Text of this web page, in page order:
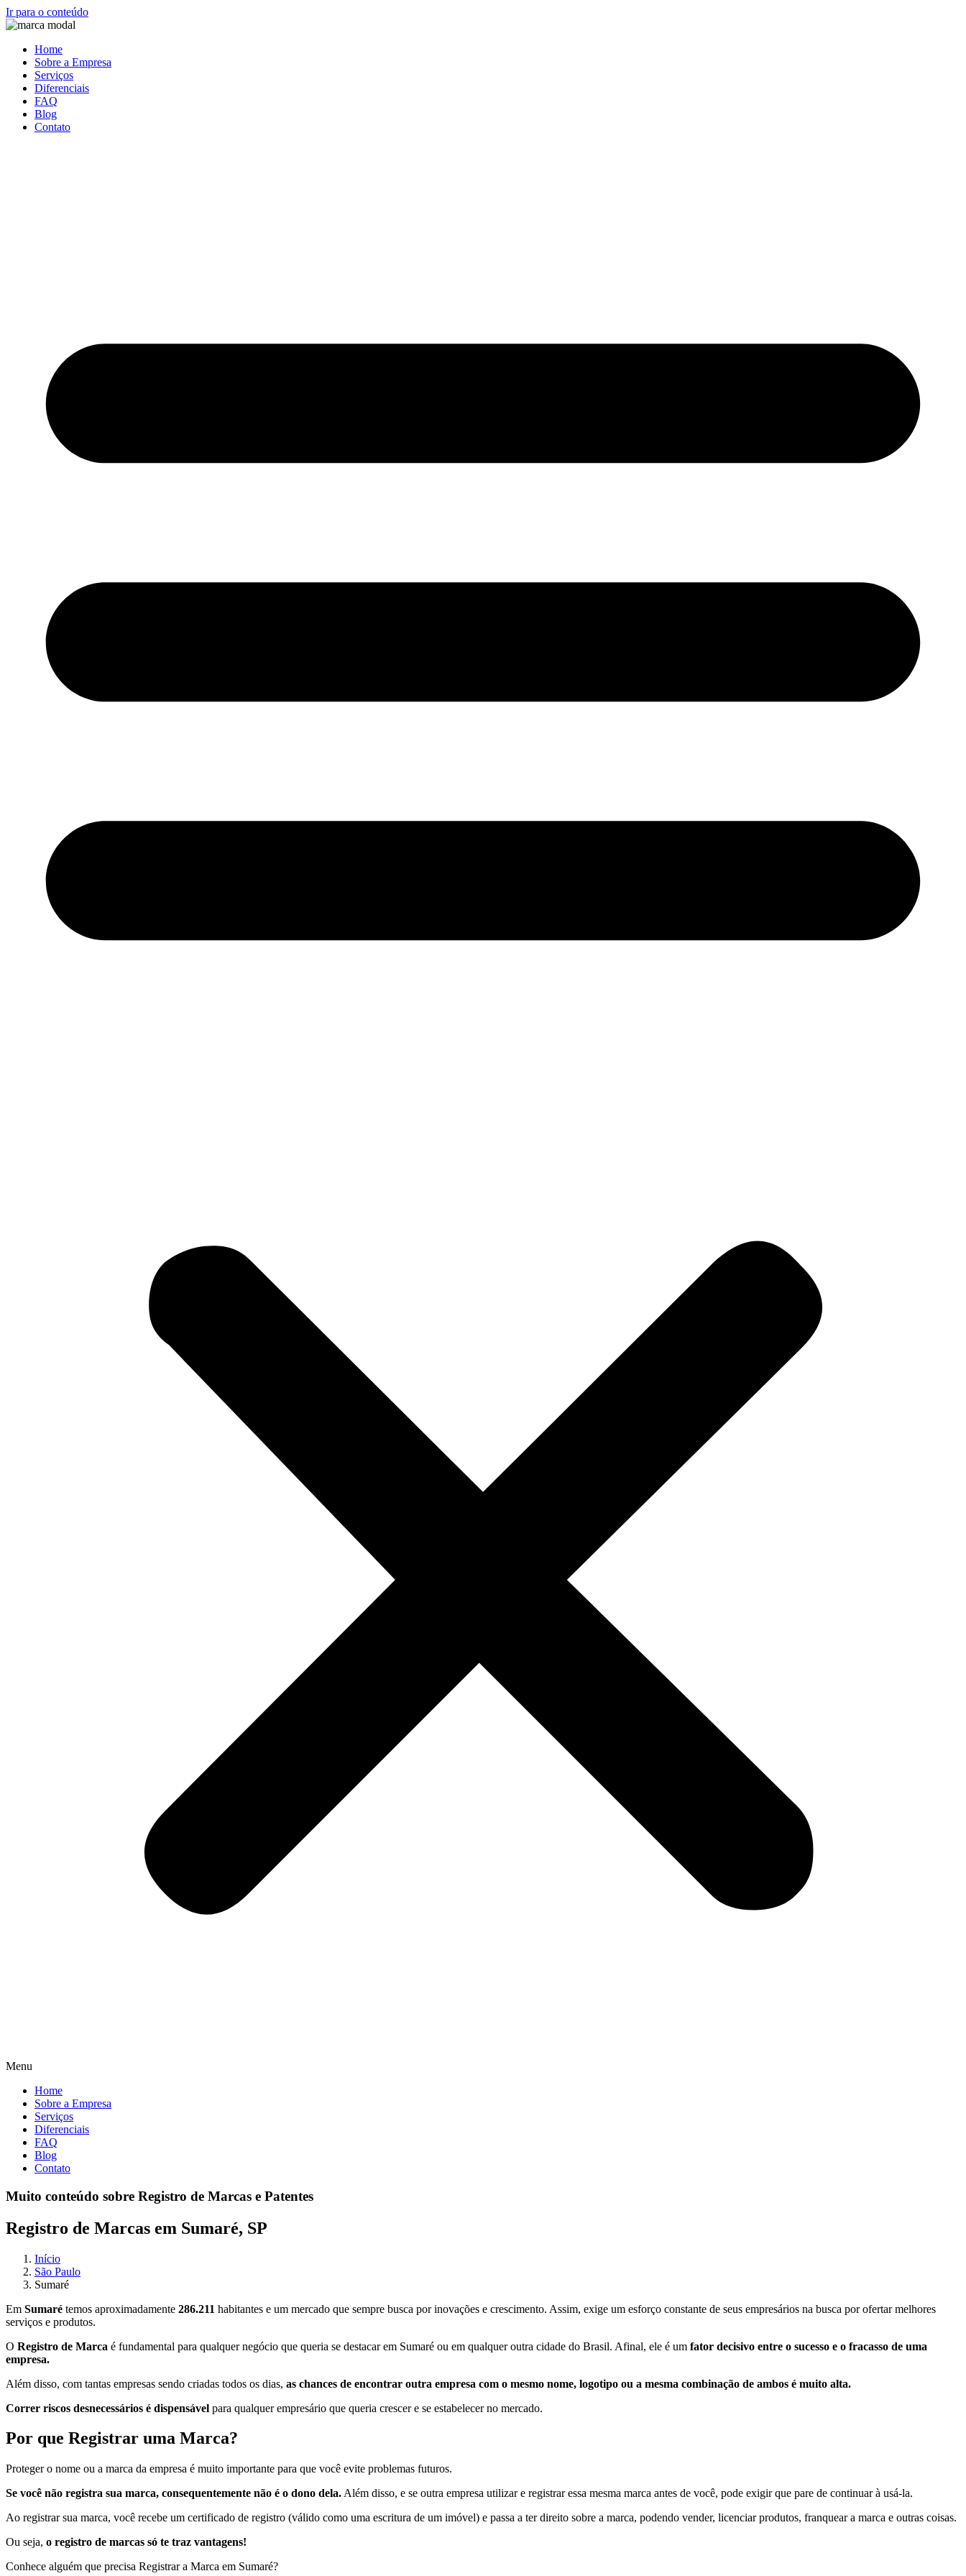
Ir para o conteúdo
Home
Sobre a Empresa
Serviços
Diferenciais
FAQ
Blog
Contato
Menu
Home
Sobre a Empresa
Serviços
Diferenciais
FAQ
Blog
Contato
Muito conteúdo sobre Registro de Marcas e Patentes
Registro de Marcas em Sumaré, SP
Início
São Paulo
Sumaré
Em Sumaré temos aproximadamente 286.211 habitantes e um mercado que sempre busca por inovações e crescimento. Assim, exige um esforço constante de seus empresários na busca por ofertar melhores
serviços e produtos.
O Registro de Marca é fundamental para qualquer negócio que queria se destacar em Sumaré ou em qualquer outra cidade do Brasil. Afinal, ele é um fator decisivo entre o sucesso e o fracasso de uma
empresa.
Além disso, com tantas empresas sendo criadas todos os dias, as chances de encontrar outra empresa com o mesmo nome, logotipo ou a mesma combinação de ambos é muito alta.
Correr riscos desnecessários é dispensável para qualquer empresário que queria crescer e se estabelecer no mercado.
Por que Registrar uma Marca?
Proteger o nome ou a marca da empresa é muito importante para que você evite problemas futuros.
Se você não registra sua marca, consequentemente não é o dono dela. Além disso, e se outra empresa utilizar e registrar essa mesma marca antes de você, pode exigir que pare de continuar à usá-la.
Ao registrar sua marca, você recebe um certificado de registro (válido como uma escritura de um imóvel) e passa a ter direito sobre a marca, podendo vender, licenciar produtos, franquear a marca e outras coisas.
Ou seja, o registro de marcas só te traz vantagens!
Conhece alguém que precisa Registrar a Marca em Sumaré?